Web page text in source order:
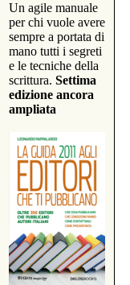
Un agile manuale
per chi vuole avere
sempre a portata di
mano tutti i segreti
e le tecniche della
scrittura. Settima
edizione ancora
ampliata